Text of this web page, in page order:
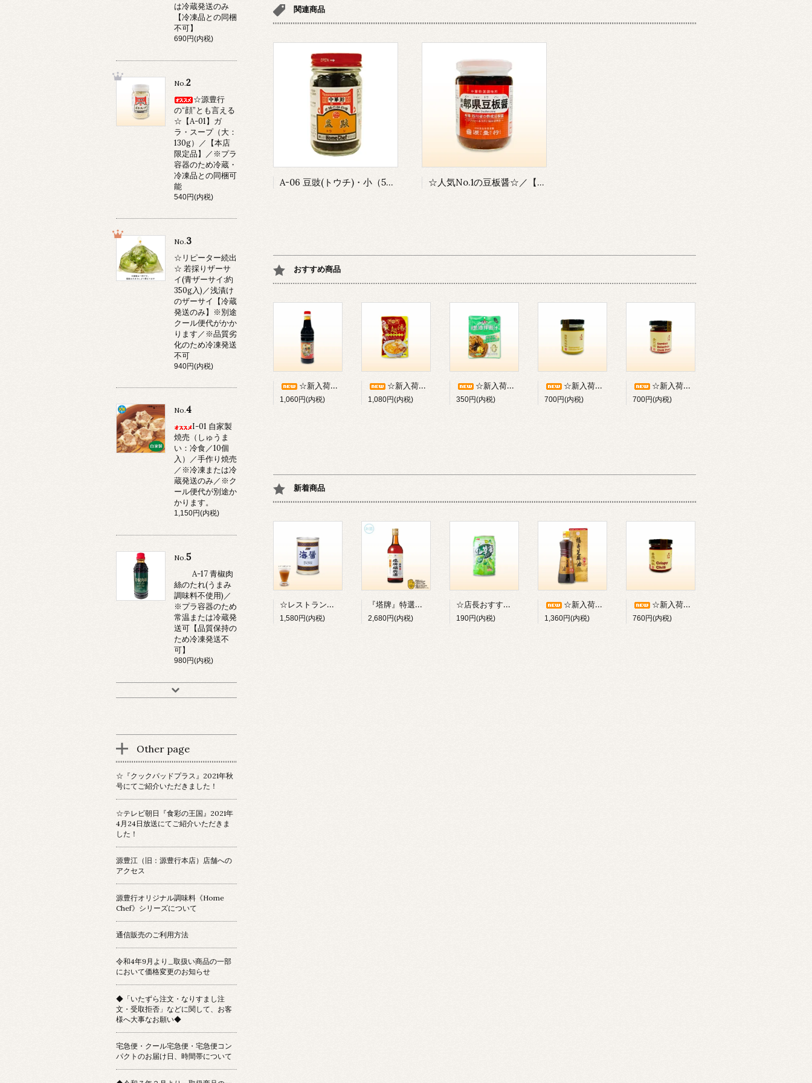
関連商品
A-06 豆豉(トウチ)・小（50g入り）／※常温または冷蔵発送のみ【瓶物、品質保持のため冷凍不可】 ☆人気No.1の豆板醤☆／【B-03】熟成・ピー県豆板醤（380g入／そら豆使用：本場の熟成された豆板醤）／※瓶物・品質保持のため常温または冷蔵発送のみ【冷凍品との同梱不可】
おすすめ商品
☆新入荷☆シンガポールの老舗ブランド『廣祥泰』／鶏飯老抽(640ml入)／濃い口醤油(たまり醤油)／※瓶物のため常温・冷蔵のみ【冷凍不可】／1-4本以下の場合別途梱包手数料220円
1,060円(内税)
☆新入荷☆魚翅湯(ふかひれスープ／濃縮タイプ：約3-4人分)／気仙沼の老舗メーカー「石渡商店」／※常温・冷蔵発送のみ【冷凍不可】
1,080円(内税)
☆新入荷おすすめの一品☆葱油拌麺の素（上海風まぜ麺の素30g×5袋入／150g）／※常温または冷蔵発送可【冷凍不可】
350円(内税)
☆新入荷☆シンガポールの老舗ブランド《廣祥泰》／海南鶏飯醤(シンガポールチキンライスの素：100g入り)／チキンライスミックス／※瓶物のため常温・冷蔵発送のみ【冷凍不可】
700円(内税)
☆新入荷☆／シンガポールの老舗ブランド《廣祥泰》／参芭醤(サンバルソース:100g入／ブラチャンチリペースト)／※瓶物なので常温・冷蔵発送のみ【冷凍不可】
700円(内税)
新着商品
☆レストランのシェフ愛用☆／魚介の旨味『海醤：ハイジャン』：シーソース（缶詰450g入）／海鮮ソース／※缶詰のため常温または冷蔵発送のみ【冷凍不可】
1,580円(内税)
『塔牌』特選紹興老酒［陳十年：10年醸造(600ml入)］／※酒類(瓶物)のため常温または冷蔵発送のみ【冷凍不可】／※1-4本以下の場合は別途梱包手数料220円かかります。
2,680円(内税)
☆店長おすすめ☆／『泰山』仙草蜜(センソウミツ／ハーバルティー：330ml)／＊缶ジュース／※缶のため常温・冷蔵発送のみ【冷凍不可】／※箱(24本)は取寄せ後発送
190円(内税)
☆新入荷☆福壽芝麻油（台湾産・純100%黒ごま油：500g入）／※瓶物のため常温・冷蔵発送のみ【冷凍不可】／※1-3本のみご注文の場合別途梱包手数料(220円)かかります
1,360円(内税)
☆新入荷☆／シンガポールの老舗ブランド《廣祥泰》／香脆辣椒（クリスピーチリ：100g入）／干しえびの旨味たっぷり／※瓶物のため常温・冷蔵発送のみ【冷凍不可】
760円(内税)
は冷蔵発送のみ
【冷凍品との同梱
不可】
690円(内税)
No.2
☆源豊行
の“顔”とも言える
☆【A-01】ガ
ラ・スープ（大：
130g）／【本店
限定品】／※プラ
容器のため冷蔵・
冷凍品との同梱可
能
540円(内税)
No.3
☆リピーター続出
☆ 若採りザーサ
イ(青ザーサイ:約
350g入)／浅漬け
のザーサイ【冷蔵
発送のみ】※別途
クール便代がかか
ります／※品質劣
化のため冷凍発送
不可
940円(内税)
No.4
I-01 自家製
焼売（しゅうま
い：冷食／10個
入）／手作り焼売
／※冷凍または冷
蔵発送のみ／※ク
ール便代が別途か
かります。
1,150円(内税)
No.5
A-17 青椒肉
絲のたれ(うまみ
調味料不使用)／
※プラ容器のため
常温または冷蔵発
送可【品質保持の
ため冷凍発送不
可】
980円(内税)
Other page
☆『クックパッドプラス』2021年秋
号にてご紹介いただきました！
☆テレビ朝日『食彩の王国』2021年
4月24日放送にてご紹介いただきま
した！
源豊江（旧：源豊行本店）店舗への
アクセス
源豊行オリジナル調味料《Home
Chef》シリーズについて
通信販売のご利用方法
令和4年9月より_取扱い商品の一部
において価格変更のお知らせ
◆「いたずら注文・なりすまし注
文・受取拒否」などに関して、お客
様へ大事なお願い◆
宅急便・クール宅急便・宅急便コン
パクトのお届け日、時間帯について